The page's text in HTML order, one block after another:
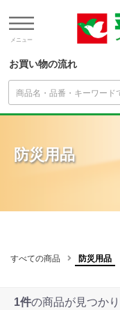
メニュー
お買い物の流れ
防災用品
すべての商品 防災用品
1件の商品が見つか